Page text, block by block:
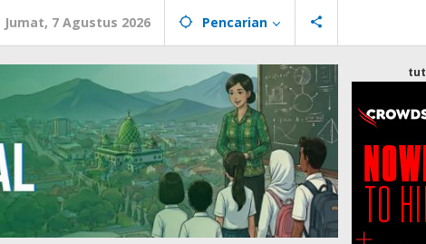
Jumat, 7 Agustus 2026 Pencarian